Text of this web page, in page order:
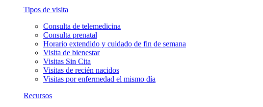
Tipos de visita
Consulta de telemedicina
Consulta prenatal
Horario extendido y cuidado de fin de semana
Visita de bienestar
Visitas Sin Cita
Visitas de recién nacidos
Visitas por enfermedad el mismo día
Recursos